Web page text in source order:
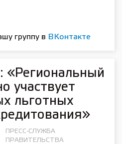
группу в ВКонтакте
«Региональный
участвует
льготных
ПРЕСС-СЛУЖБА
ПРАВИТЕЛЬСТВА